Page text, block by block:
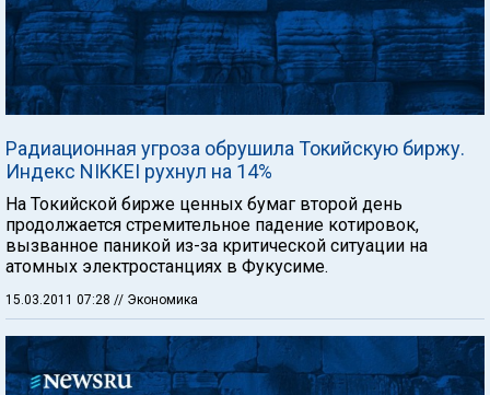
Радиационная угроза обрушила Токийскую биржу.
Индекс NIKKEI рухнул на 14%
На Токийской бирже ценных бумаг второй день
продолжается стремительное падение котировок,
вызванное паникой из-за критической ситуации на
атомных электростанциях в Фукусиме.
15.03.2011 07:28 // Экономика